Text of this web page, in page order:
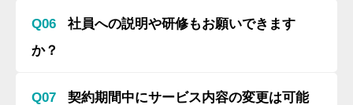
Q06
社員への説明や研修もお願いできます
か？
Q07
契約期間中にサービス内容の変更は可能